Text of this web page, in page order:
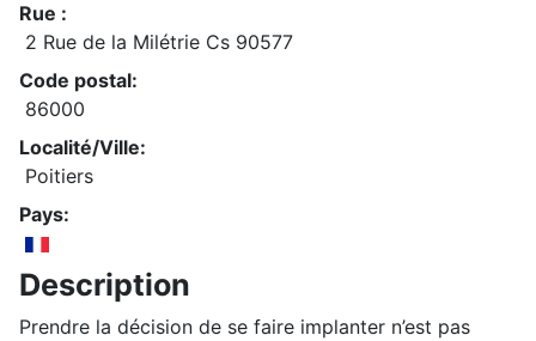
Rue :
2 Rue de la Milétrie Cs 90577
Code postal:
86000
Localité/Ville:
Poitiers
Pays:
Description
Prendre la décision de se faire implanter n’est pas